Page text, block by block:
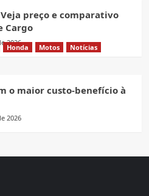
preço e comparativo
Cargo
2026
Honda Motos
Notícias
o maior custo-benefício à
2026